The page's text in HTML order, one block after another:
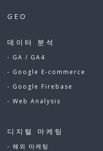
GEO
데이터 분석
- GA / GA4
- Google E-commerce
- Google Firebase
- Web Analysis
디지털 마케팅
- 해외 마케팅